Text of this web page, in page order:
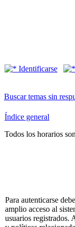
Identificarse
Buscar temas sin
Índice general
Todos los horarios
Para autenticarse
amplio acceso al
usuarios registrados.